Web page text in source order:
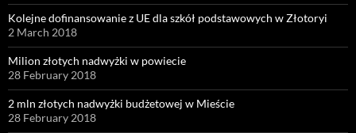
Kolejne dofinansowanie z UE dla szkół podstawowych w Złotoryi
2 March 2018
Milion złotych nadwyżki w powiecie
28 February 2018
2 mln złotych nadwyżki budżetowej w Mieście
28 February 2018